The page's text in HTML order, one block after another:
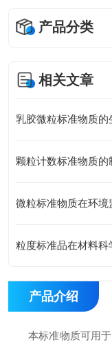
产品分类
相关文章
乳胶微粒标准物质
颗粒计数标准物质
微粒标准物质在环境
粒度标准品在材料科
产品介绍
本标准物质可用